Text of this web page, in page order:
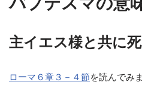
主イエス様と共に
ローマ６章３－４節を読んでみ